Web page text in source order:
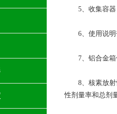
5、收集容器
6、使用说明
7、铝合金箱
8、核素放射性
性剂量率和总剂